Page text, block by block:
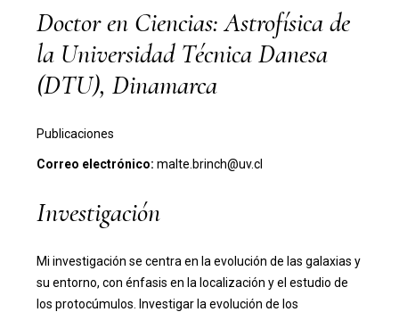
Doctor en Ciencias: Astrofísica de
la Universidad Técnica Danesa
(DTU), Dinamarca
Publicaciones
Correo electrónico:malte.brinch@uv.cl
Investigación
Mi investigación se centra en la evolución de las galaxias y
su entorno, con énfasis en la localización y el estudio de
los protocúmulos. Investigar la evolución de los